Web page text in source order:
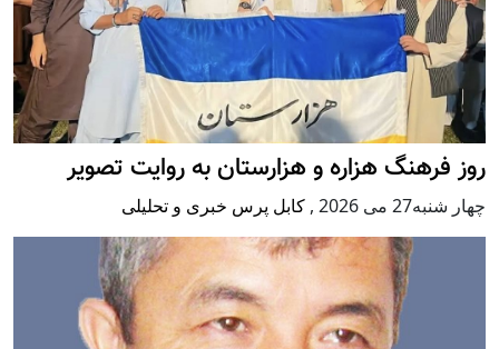
روز فرهنگ هزاره و هزارستان به روایت تصویر
چهار شنبه27 می 2026 , کابل پرس خبری و تحلیلی